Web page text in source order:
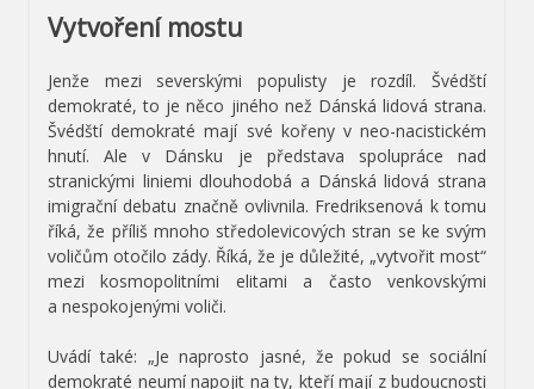
Vytvoření mostu
Jenže mezi severskými populisty je rozdíl. Švédští
demokraté, to je něco jiného než Dánská lidová strana.
Švédští demokraté mají své kořeny v neo-nacistickém
hnutí. Ale v Dánsku je představa spolupráce nad
stranickými liniemi dlouhodobá a Dánská lidová strana
imigrační debatu značně ovlivnila. Fredriksenová k tomu
říká, že příliš mnoho středolevicových stran se ke svým
voličům otočilo zády. Říká, že je důležité, „vytvořit most“
mezi kosmopolitními elitami a často venkovskými
a nespokojenými voliči.
Uvádí také: „Je naprosto jasné, že pokud se sociální
demokraté neumí napojit na ty, kteří mají z budoucnosti